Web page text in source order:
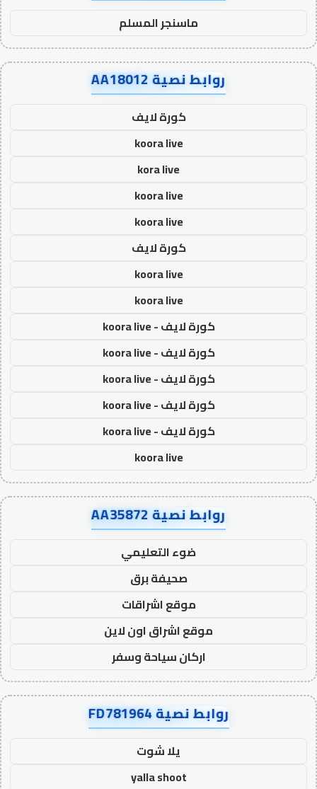
ماسنجر المسلم
روابط نصية AA18012
كورة لايف
koora live
kora live
koora live
koora live
كورة لايف
koora live
koora live
كورة لايف - koora live
كورة لايف - koora live
كورة لايف - koora live
كورة لايف - koora live
كورة لايف - koora live
koora live
روابط نصية AA35872
ضوء التعليمي
صحيفة برق
موقع اشراقات
موقع اشراق اون لاين
اركان سياحة وسفر
روابط نصية FD781964
يلا شوت
yalla shoot